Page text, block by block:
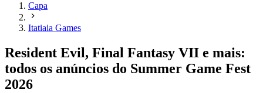
Capa
Itatiaia Games
Resident Evil, Final Fantasy VII e mais:
todos os anúncios do Summer Game Fest
2026